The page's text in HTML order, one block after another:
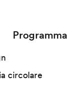
Programma
circolare